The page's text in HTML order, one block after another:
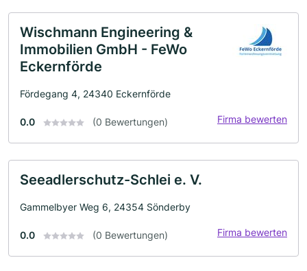
Wischmann Engineering &
Immobilien GmbH - FeWo
Eckernförde
Fördegang 4, 24340 Eckernförde
0.0 (0 Bewertungen) Firma bewerten
Seeadlerschutz-Schlei e. V.
Gammelbyer Weg 6, 24354 Sönderby
0.0 (0 Bewertungen) Firma bewerten